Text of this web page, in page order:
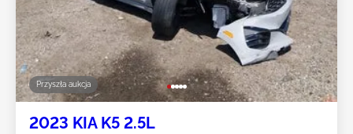
Przyszła aukcja
2023 KIA K5 2.5L